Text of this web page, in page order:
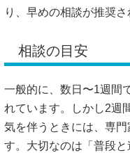
れています。しかし2週
す。大切なのは「普段
出ているか」を見極め
#寝起き首の痛み
#首の病気可能性
#しびれと首の不調